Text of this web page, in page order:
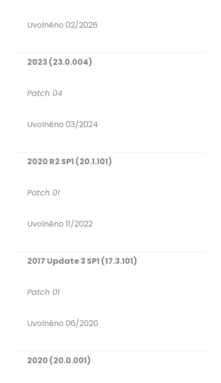
Uvolněno 02/2026
2023 (23.0.004)
Patch 04
Uvolněno 03/2024
2020 R2 SP1 (20.1.101)
Patch 01
Uvolněno 11/2022
2017 Update 3 SP1 (17.3.101)
Patch 01
Uvolněno 06/2020
2020 (20.0.001)